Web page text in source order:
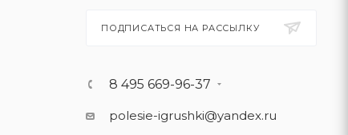
ПОДПИСАТЬСЯ НА РАССЫЛКУ
8 495 669-96-37
polesie-igrushki@yandex.ru